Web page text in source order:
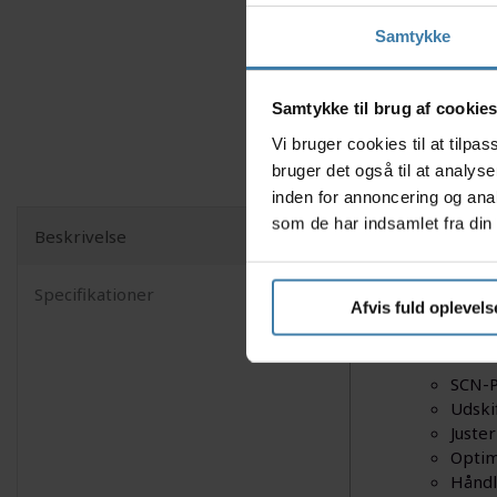
Samtykke
Samtykke til brug af cookies
Vi bruger cookies til at
bruger det også til at
inden for annoncering og
som de har indsamlet fra
Afvis fuld
Beskrivelse
Specifikationer
Scicon
linse
Nyttige